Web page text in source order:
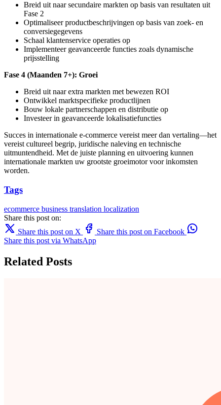
Breid uit naar secundaire markten op basis van resultaten uit
Fase 2
Optimaliseer productbeschrijvingen op basis van zoek- en
conversiegegevens
Schaal klantenservice operaties op
Implementeer geavanceerde functies zoals dynamische
prijsstelling
Fase 4 (Maanden 7+): Groei
Breid uit naar extra markten met bewezen ROI
Ontwikkel marktspecifieke productlijnen
Bouw lokale partnerschappen en distributie op
Investeer in geavanceerde lokalisatiefuncties
Succes in internationale e-commerce vereist meer dan vertaling—het
vereist cultureel begrip, juridische naleving en technische
uitmuntendheid. Met de juiste planning en uitvoering kunnen
internationale markten uw grootste groeimotor voor inkomsten
worden.
Tags
ecommerce business translation localization
Share this post on:
Share this post on X
Share this post on Facebook
Share this post via WhatsApp
Related Posts